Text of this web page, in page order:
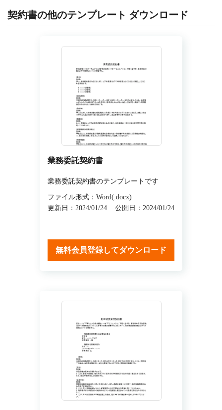
契約書の他のテンプレート ダウンロード
業務委託契約書
業務委託契約書のテンプレートです
ファイル形式：Word(.docx)
更新日：2024/01/24
公開日：2024/01/24
無料会員登録してダウンロード